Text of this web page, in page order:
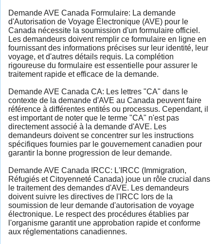
Demande AVE Canada Formulaire: La demande
d'Autorisation de Voyage Électronique (AVE) pour le
Canada nécessite la soumission d'un formulaire officiel.
Les demandeurs doivent remplir ce formulaire en ligne en
fournissant des informations précises sur leur identité, leur
voyage, et d'autres détails requis. La complétion
rigoureuse du formulaire est essentielle pour assurer le
traitement rapide et efficace de la demande.
Demande AVE Canada CA: Les lettres "CA" dans le
contexte de la demande d'AVE au Canada peuvent faire
référence à différentes entités ou processus. Cependant, il
est important de noter que le terme "CA" n'est pas
directement associé à la demande d'AVE. Les
demandeurs doivent se concentrer sur les instructions
spécifiques fournies par le gouvernement canadien pour
garantir la bonne progression de leur demande.
Demande AVE Canada IRCC: L'IRCC (Immigration,
Réfugiés et Citoyenneté Canada) joue un rôle crucial dans
le traitement des demandes d'AVE. Les demandeurs
doivent suivre les directives de l'IRCC lors de la
soumission de leur demande d'autorisation de voyage
électronique. Le respect des procédures établies par
l'organisme garantit une approbation rapide et conforme
aux réglementations canadiennes.